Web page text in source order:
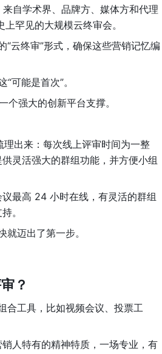
自学术界、品牌方、媒体方和代理
罕见的大规模云终审会。
云终审”形式，确保这些营销记忆编
可能是首次”。
强大的创新平台支撑。
出来：每次线上评审时间为一整
灵活强大的群组功能，并方便小组
最高 24 小时在线，有灵活的群组
。
迈出了第一步。
？
合工具，比如视频会议、投票工
人特有的精神特质，一场专业，有